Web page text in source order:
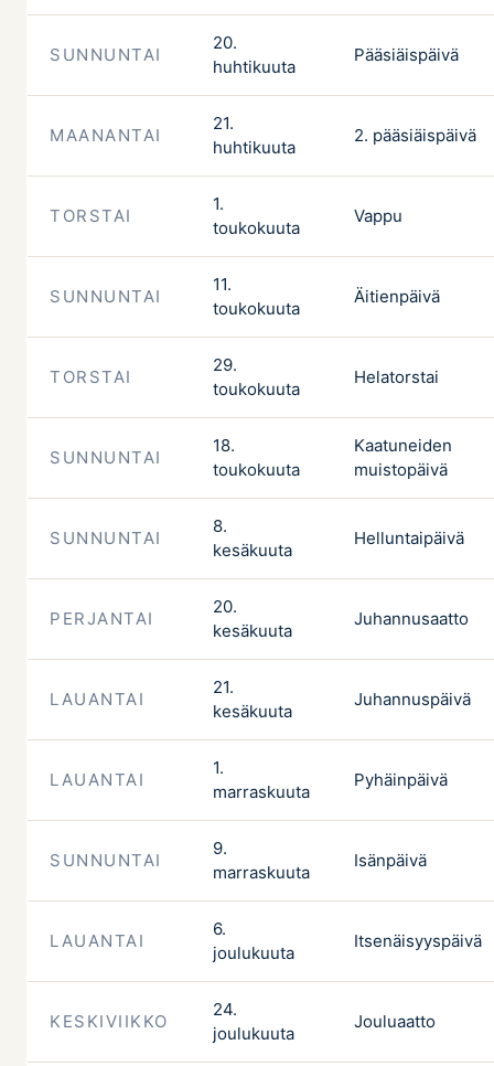
SUNNUNTAI
20.
huhtikuuta
Pääsiäispäivä
MAANANTAI
21.
huhtikuuta
2. pääsiäispäivä
TORSTAI
1.
toukokuuta
Vappu
SUNNUNTAI
11.
toukokuuta
Äitienpäivä
TORSTAI
29.
toukokuuta
Helatorstai
SUNNUNTAI
18.
toukokuuta
Kaatuneiden
muistopäivä
SUNNUNTAI
8.
kesäkuuta
Helluntaipäivä
PERJANTAI
20.
kesäkuuta
Juhannusaatto
LAUANTAI
21.
kesäkuuta
Juhannuspäivä
LAUANTAI
1.
marraskuuta
Pyhäinpäivä
SUNNUNTAI
9.
marraskuuta
Isänpäivä
LAUANTAI
6.
joulukuuta
Itsenäisyyspäivä
KESKIVIIKKO
24.
joulukuuta
Jouluaatto